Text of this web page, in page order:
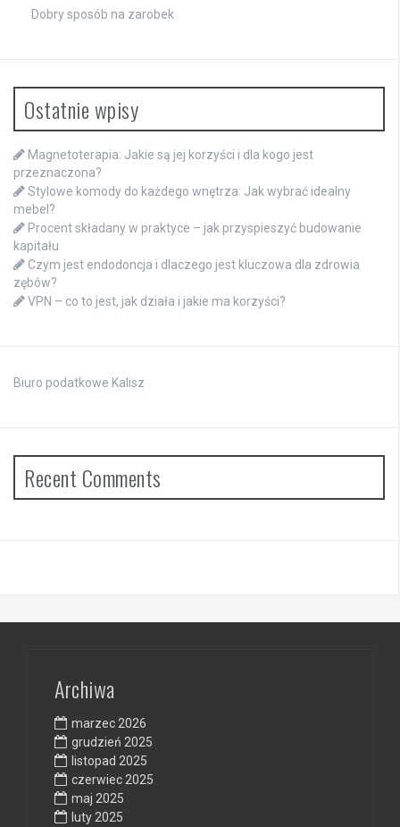
Dobry sposób na zarobek
Ostatnie wpisy
Magnetoterapia: Jakie są jej korzyści i dla kogo jest
przeznaczona?
Stylowe komody do każdego wnętrza: Jak wybrać idealny
mebel?
Procent składany w praktyce – jak przyspieszyć budowanie
kapitału
Czym jest endodoncja i dlaczego jest kluczowa dla zdrowia
zębów?
VPN – co to jest, jak działa i jakie ma korzyści?
Biuro podatkowe Kalisz
Recent Comments
Archiwa
marzec 2026
grudzień 2025
listopad 2025
czerwiec 2025
maj 2025
luty 2025